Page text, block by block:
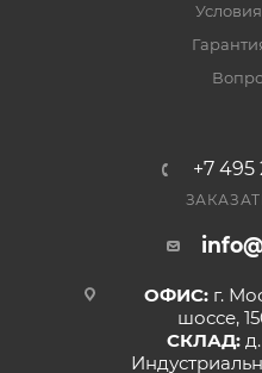
+7 495
ОФИС: г.
шоссе,
СКЛАД: